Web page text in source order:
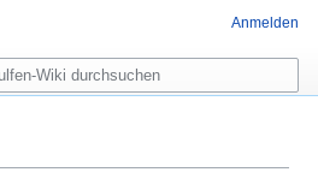
Anmelden